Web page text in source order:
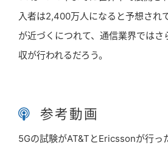
入者は2,400万人になると予想され
が近づくにつれて、通信業界ではさ
収が行われるだろう。
参考動画
5Gの試験がAT&TとEricssonが行っ